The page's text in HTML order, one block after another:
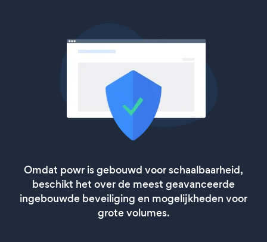
Omdat powr is gebouwd voor schaalbaarheid,
beschikt het over de meest geavanceerde
ingebouwde beveiliging en mogelijkheden voor
grote volumes.